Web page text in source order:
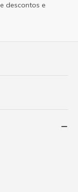
descontos e